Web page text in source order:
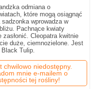
odmiana o
które mogą osiągnąć
wprowadza w
Pachnące kwiaty
Cleopatra kwitnie
duże, ciemnozielone. Jest
Tulip.
chwilowo niedostępny.
mnie e-mailem o
tej rośliny!